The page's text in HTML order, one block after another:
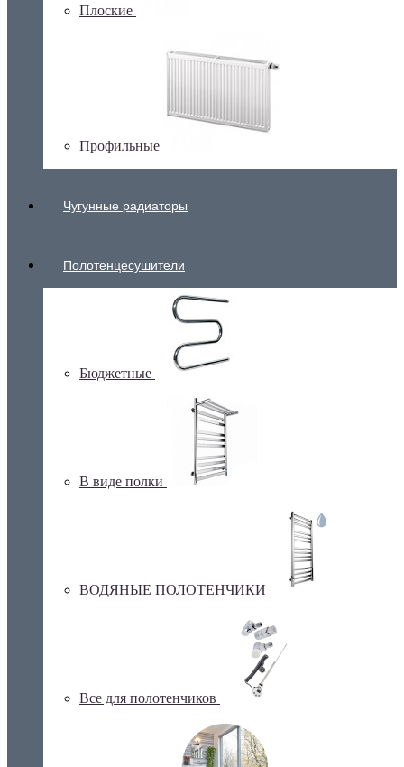
Плоские
Профильные
Чугунные радиаторы
Полотенцесушители
Бюджетные
В виде полки
ВОДЯНЫЕ ПОЛОТЕНЧИКИ
Все для полотенчиков